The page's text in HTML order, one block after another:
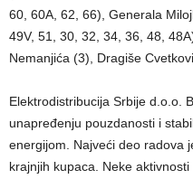
60, 60A, 62, 66), Generala
49V, 51, 30, 32, 34, 36, 48,
Nemanjića (3), Dragiše
Elektrodistribucija Srbije d.o.o.
unapređenju pouzdanosti i
energijom. Najveći deo radova
krajnjih kupaca. Neke